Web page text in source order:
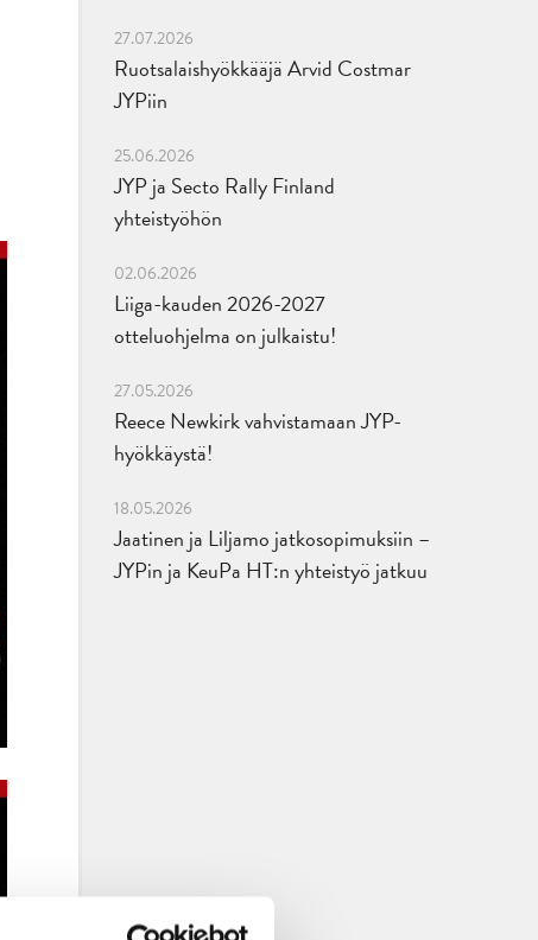
27.07.2026
Ruotsalaishyökkääjä Arvid Costmar
JYPiin
25.06.2026
JYP ja Secto Rally Finland
yhteistyöhön
02.06.2026
Liiga-kauden 2026-2027
otteluohjelma on julkaistu!
27.05.2026
Reece Newkirk vahvistamaan JYP-
hyökkäystä!
18.05.2026
Jaatinen ja Liljamo jatkosopimuksiin –
JYPin ja KeuPa HT:n yhteistyö jatkuu